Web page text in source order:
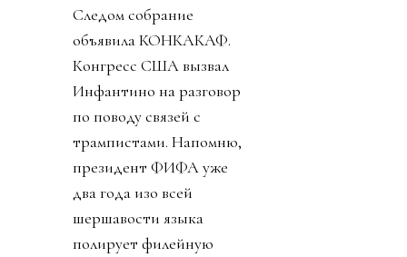
Следом собрание
объявила КОНКАКАФ.
Конгресс США вызвал
Инфантино на разговор
по поводу связей с
трампистами. Напомню,
президент ФИФА уже
два года изо всей
шершавости языка
полирует филейную